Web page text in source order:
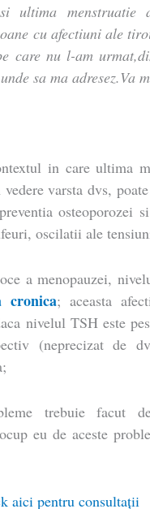
ultima
cu afectiuni ale
care nu l-am
sa ma adresez.Va
in care ultima
varsta dvs,
osteoporozei
oscilatii ale
a menopauzei,
cronica; aceasta
nivelul TSH este
(neprecizat de
trebuie facut
eu de aceste
aici pentru consultaţii